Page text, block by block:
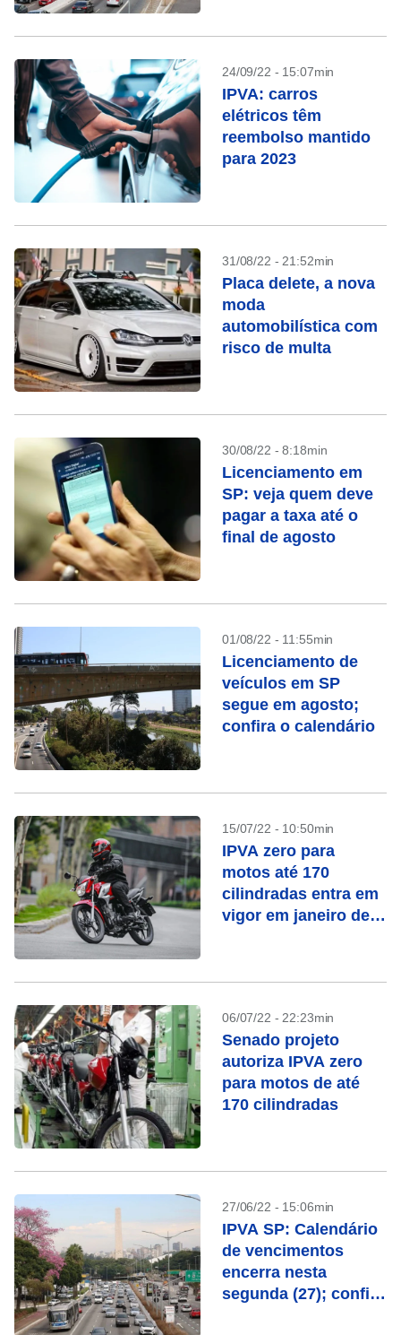
24/09/22 - 15:07min
IPVA: carros
elétricos têm
reembolso mantido
para 2023
31/08/22 - 21:52min
Placa delete, a nova
moda
automobilística com
risco de multa
30/08/22 - 8:18min
Licenciamento em
SP: veja quem deve
pagar a taxa até o
final de agosto
01/08/22 - 11:55min
Licenciamento de
veículos em SP
segue em agosto;
confira o calendário
15/07/22 - 10:50min
IPVA zero para
motos até 170
cilindradas entra em
vigor em janeiro de
06/07/22 - 22:23min
Senado projeto
autoriza IPVA zero
para motos de até
170 cilindradas
27/06/22 - 15:06min
IPVA SP: Calendário
de vencimentos
encerra nesta
segunda (27); confira